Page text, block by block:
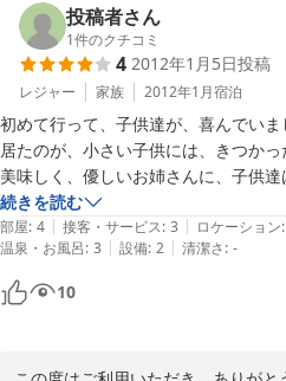
したらお立ち寄りください。プラ
おります。
2012-01-12
投稿者さん
1件のクチコミ
4 2012年1月5日投稿
レジャー 家族 2012年1月宿泊
初めて行って、子供達が、喜んでい
居たのが、小さい子供には、きつか
美味しく、優しいお姉さんに、子供
したいです。
続きを読む
部屋: 4 | 接客・サービス: 3 | ロケーション:
温泉・お風呂: 3 | 設備: 2 | 清潔さ: -
10